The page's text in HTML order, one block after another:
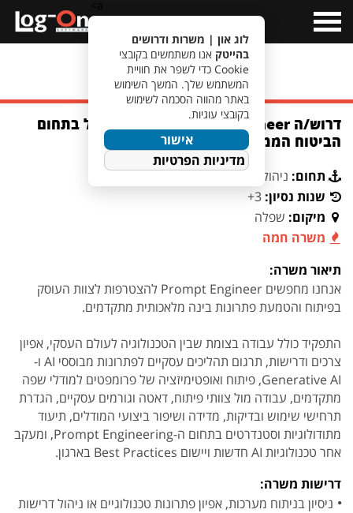
Menu
מעבר לחיפוש משרות
דרוש/ה Prompt Engineer לארגון מוביל בתחום
הביטוח הממוקם באזור השפלה
תחום: ניהול פרויקטים וניתוח מערכות
שנות נסיון: 3+
מיקום: שפלה
משרה חמה
תיאור משרה:
אנחנו מחפשים Prompt Engineer להצטרפות לצוות העוסק
בפיתוח והטמעת פתרונות בינה מלאכותית מתקדמים.
התפקיד כולל עבודה בצומת שבין הטכנולוגיה לעולם העסקי, אפיון
צרכים ודרישות, תרגום תהליכים עסקיים לפתרונות מבוססי AI ו-
Generative AI, פיתוח ואופטימיזציה של פרומפטים למודלי שפה
מתקדמים, עבודה מול צוותי פיתוח, דאטה וגורמים עסקיים, הגדרת
תרחישי שימוש ובדיקות, מדידה ושיפור ביצועי המודלים, תיעוד
מתודולוגיות וסטנדרטים בתחום ה-Prompt Engineering, ומעקב
אחר טכנולוגיות AI חדשות ויישום Best Practices בארגון.
דרישות משרה:
ניסיון בניתוח מערכות, אפיון פתרונות טכנולוגיים או ניהול דרישות
לוג און | משרות ודרושים
בהייטק אנו משתמשים בקובצי
Cookie כדי לשפר את חוויית
המשתמש שלך. המשך השימוש
באתר מהווה הסכמה לשימוש
בקובצי עוגיות.
אישור
מדיניות הפרטיות